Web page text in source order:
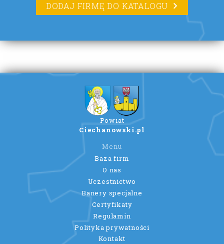
DODAJ FIRMĘ DO KATALOGU
Powiat
Ciechanowski.pl
Menu
Baza firm
O nas
Uczestnictwo
Banery specjalne
Certyfikaty
Regulamin
Polityka prywatności
Kontakt